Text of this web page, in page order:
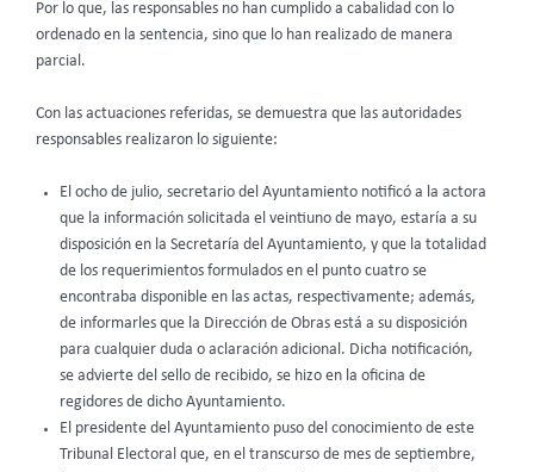
Por lo que, las responsables no han cumplido a cabalidad con lo
ordenado en la sentencia, sino que lo han realizado de manera
parcial.
Con las actuaciones referidas, se demuestra que las autoridades
responsables realizaron lo siguiente:
El ocho de julio, secretario del Ayuntamiento notificó a la actora
que la información solicitada el veintiuno de mayo, estaría a su
disposición en la Secretaría del Ayuntamiento, y que la totalidad
de los requerimientos formulados en el punto cuatro se
encontraba disponible en las actas, respectivamente; además,
de informarles que la Dirección de Obras está a su disposición
para cualquier duda o aclaración adicional. Dicha notificación,
se advierte del sello de recibido, se hizo en la oficina de
regidores de dicho Ayuntamiento.
El presidente del Ayuntamiento puso del conocimiento de este
Tribunal Electoral que, en el transcurso de mes de septiembre,